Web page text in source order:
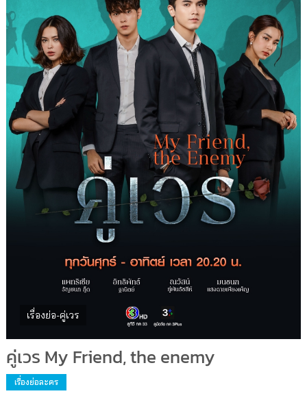
เรื่องย่อ-คู่เวร
คู่เวร My Friend, the enemy
เรื่องย่อละคร